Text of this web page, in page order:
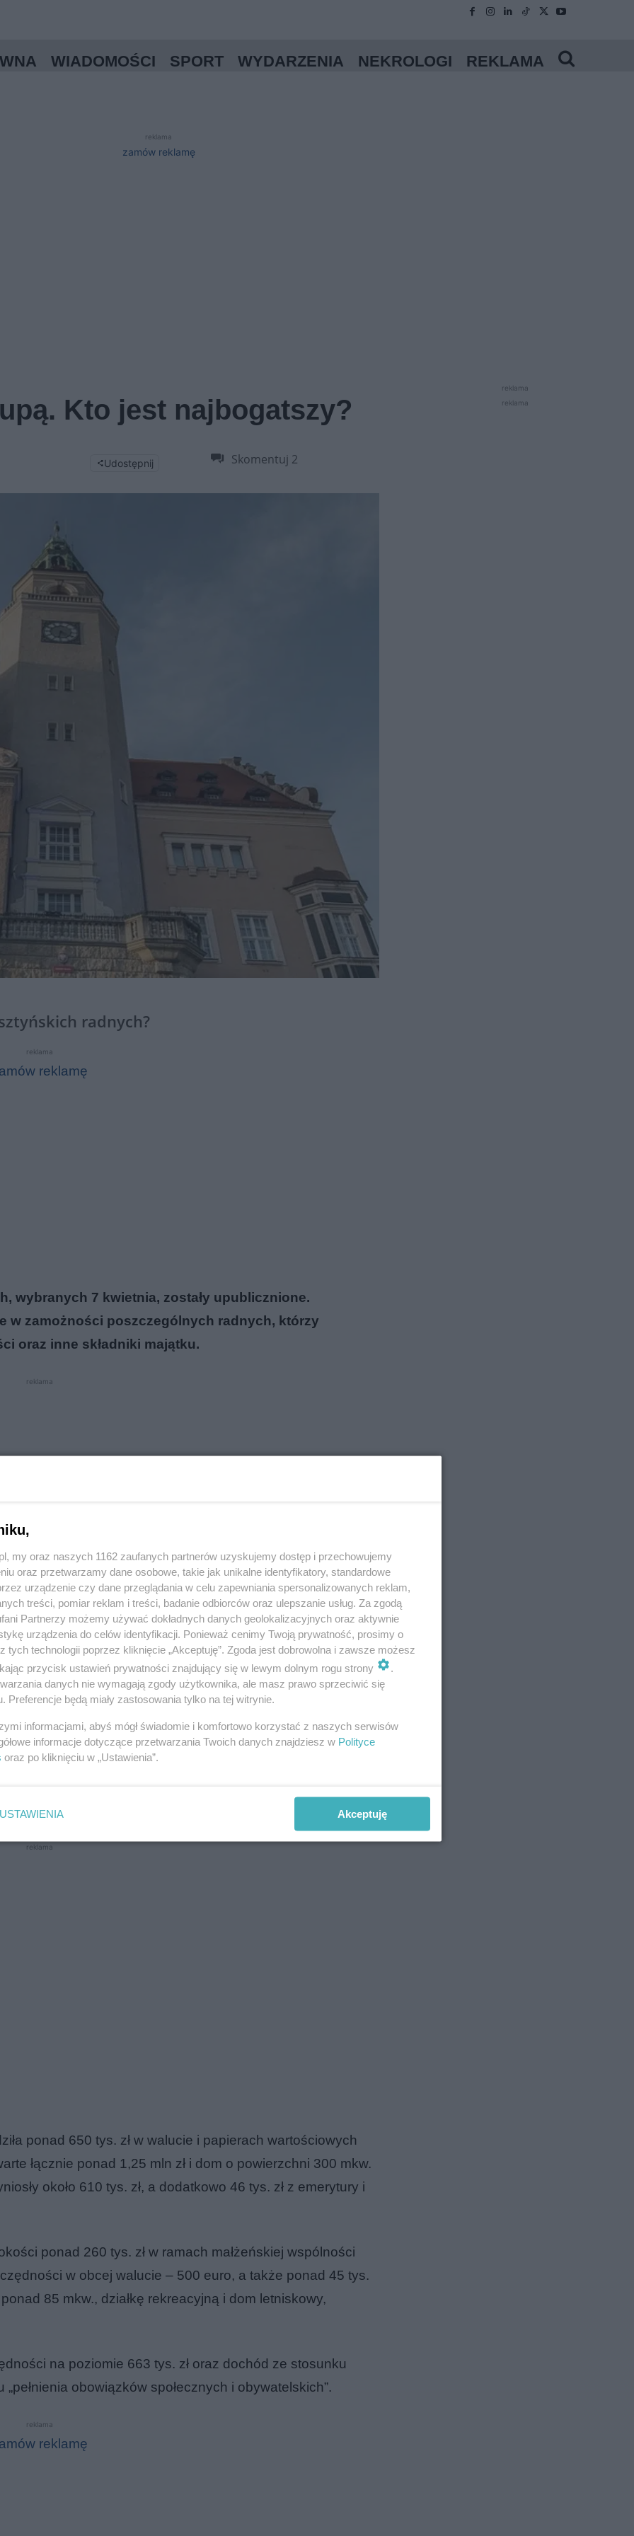
WIADOMOŚCI SPORT WYDARZENIA NEKROLOGI REKLAMA
reklama
zamów reklamę
Kto jest najbogatszy?
Udostępnij Skomentuj 2
radnych?
reklama
reklamę
wybranych 7 kwietnia, zostały upublicznione.
w zamożności poszczególnych radnych, którzy
oraz inne składniki majątku.
reklama
11 tys. zł oszczędności. Od stycznia do kwietnia zarobił 22
z 2020 roku o wartości około 45 tys. zł. Kolejny nowy
się domem o wartości 1,2 mln zł, w którym ma 50%
30 tys. zł oraz dwa mieszkania warte łącznie około
i diet radnych wyniosły ponad 250 tys. zł.
reklama
ponad 650 tys. zł w walucie i papierach wartościowych
łącznie ponad 1,25 mln zł i dom o powierzchni 300 mkw.
około 610 tys. zł, a dodatkowo 46 tys. zł z emerytury i
ponad 260 tys. zł w ramach małżeńskiej wspólności
w obcej walucie – 500 euro, a także ponad 45 tys.
85 mkw., działkę rekreacyjną i dom letniskowy,
na poziomie 663 tys. zł oraz dochód ze stosunku
obowiązków społecznych i obywatelskich”.
reklama
reklamę
reklama
reklama
my oraz naszych 1162 zaufanych partnerów uzyskujemy dostęp i przechowujemy
oraz przetwarzamy dane osobowe, takie jak unikalne identyfikatory, standardowe
urządzenie czy dane przeglądania w celu zapewniania spersonalizowanych reklam,
treści, pomiar reklam i treści, badanie odbiorców oraz ulepszanie usług. Za zgodą
Partnerzy możemy używać dokładnych danych geolokalizacyjnych oraz aktywnie
urządzenia do celów identyfikacji. Ponieważ cenimy Twoją prywatność, prosimy o
tych technologii poprzez kliknięcie „Akceptuję”. Zgoda jest dobrowolna i zawsze możesz
przycisk ustawień prywatności znajdujący się w lewym dolnym rogu strony
.
danych nie wymagają zgody użytkownika, ale masz prawo sprzeciwić się
Preferencje będą miały zastosowania tylko na tej witrynie.
informacjami, abyś mógł świadomie i komfortowo korzystać z naszych serwisów
informacje dotyczące przetwarzania Twoich danych znajdziesz w Polityce
oraz po kliknięciu w „Ustawienia”.
USTAWIENIA Akceptuję